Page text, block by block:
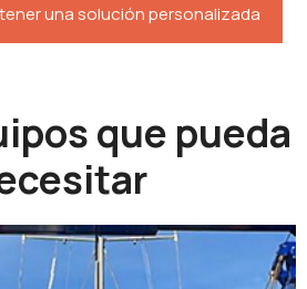
una solución personalizada
que pueda